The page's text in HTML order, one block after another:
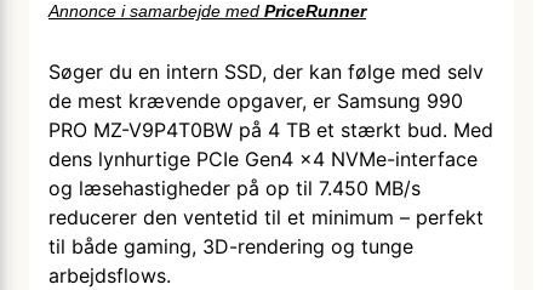
Annonce i samarbejde med PriceRunner
Søger du en intern SSD, der kan følge med selv
de mest krævende opgaver, er Samsung 990
PRO MZ-V9P4T0BW på 4 TB et stærkt bud. Med
dens lynhurtige PCIe Gen4 x4 NVMe-interface
og læsehastigheder på op til 7.450 MB/s
reducerer den ventetid til et minimum – perfekt
til både gaming, 3D-rendering og tunge
arbejdsflows.